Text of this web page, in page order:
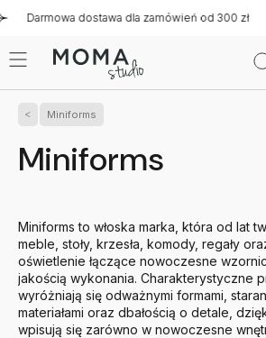
dostawa dla zamówień od 300 zł
Miniforms
Miniforms
Miniforms to włoska marka, która od lat
meble, stoły, krzesła, komody, regały
oświetlenie łączące nowoczesne
jakością wykonania. Charakterystyczne
wyróżniają się odważnymi formami,
materiałami oraz dbałością o detale,
wpisują się zarówno w nowoczesne